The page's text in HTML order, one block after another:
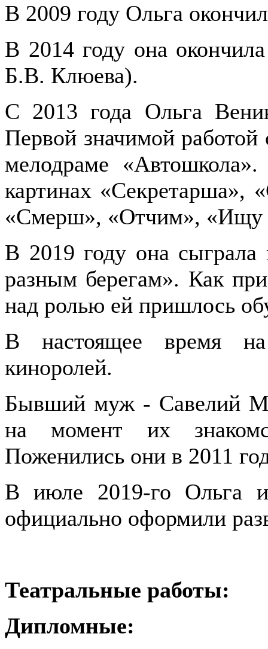
В 2009 году Ольга
В 2014 году она
Б.В. Клюева).
С 2013 года Ольга
Первой значимой
мелодраме
картинах «Секретарша»,
«Смерш», «Отчим», «Ищу
В 2019 году она
разным берегам». Как
над ролью ей пришлось
В настоящее время
киноролей.
Бывший муж - Савелий
на момент их
Поженились они в 2011
В июле 2019-го Ольга и
официально оформили
Театральные работы:
Дипломные: